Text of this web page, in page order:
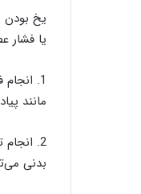
یخ بودن
یا فشار
1.
مانند
2.
بدنی